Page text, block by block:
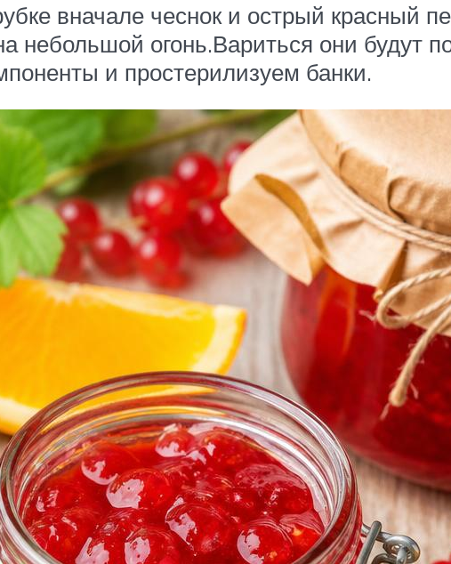
вначале чеснок и острый красный
небольшой огонь.Вариться они будут
и простерилизуем банки.